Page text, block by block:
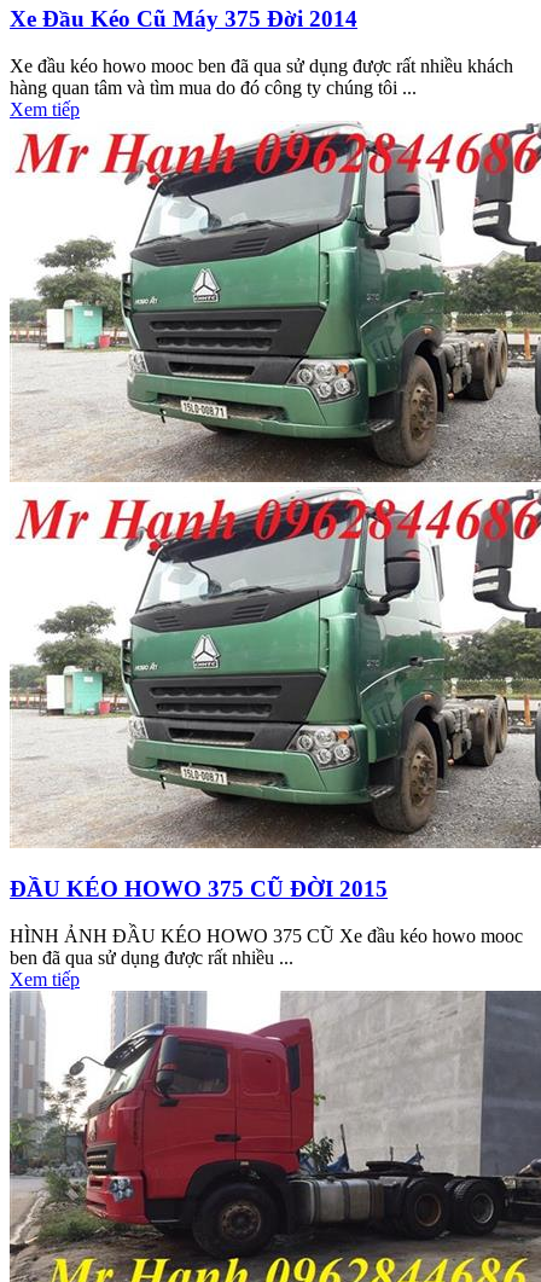
Xe Đầu Kéo Cũ Máy 375 Đời 2014
Xe đầu kéo howo mooc ben đã qua sử dụng được rất nhiều khách
hàng quan tâm và tìm mua do đó công ty chúng tôi ...
Xem tiếp
ĐẦU KÉO HOWO 375 CŨ ĐỜI 2015
HÌNH ẢNH ĐẦU KÉO HOWO 375 CŨ Xe đầu kéo howo mooc
ben đã qua sử dụng được rất nhiều ...
Xem tiếp